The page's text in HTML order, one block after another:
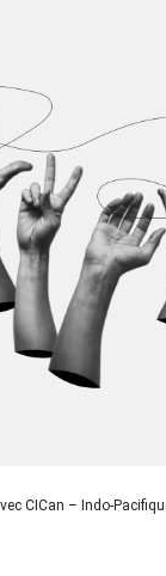
CICan – Indo-